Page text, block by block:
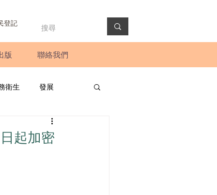
登記
版 聯絡我們
衛生 發展
圓桌會議
起加密